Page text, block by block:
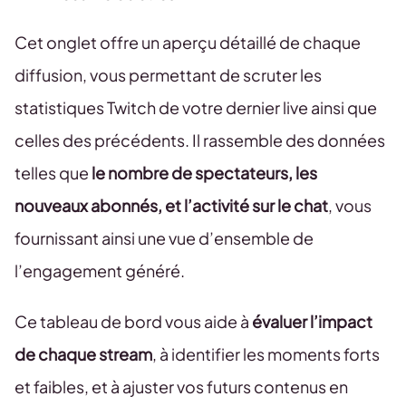
Cet onglet offre un aperçu détaillé de chaque
diffusion, vous permettant de scruter les
statistiques Twitch de votre dernier live ainsi que
celles des précédents. Il rassemble des données
telles que le nombre de spectateurs, les
nouveaux abonnés, et l’activité sur le chat, vous
fournissant ainsi une vue d’ensemble de
l’engagement généré.
Ce tableau de bord vous aide à évaluer l’impact
de chaque stream, à identifier les moments forts
et faibles, et à ajuster vos futurs contenus en